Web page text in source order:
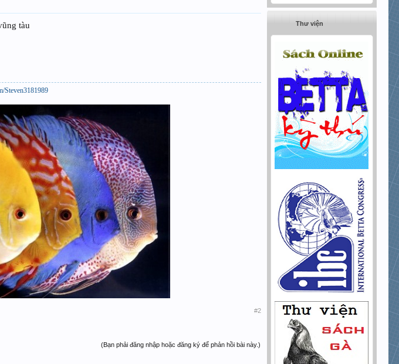
tàu
Steven3181989
#2
(Bạn phải đăng nhập hoặc đăng ký để phản hồi bài này.)
Thư viện